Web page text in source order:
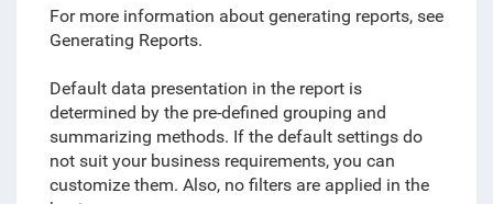
For more information about generating reports, see
Generating Reports.
Default data presentation in the report is
determined by the pre-defined grouping and
summarizing methods. If the default settings do
not suit your business requirements, you can
customize them. Also, no filters are applied in the